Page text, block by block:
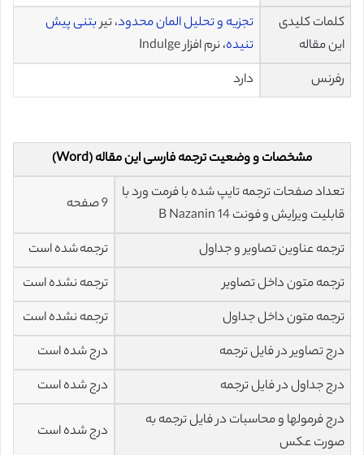
کلمات کلیدی
این مقاله
تجزیه و تحلیل المان محدود، تیربتنی پیش
تنیده، نرم افزار Indulge
رفرنس
دارد
مشخصات و وضعیت ترجمه فارسی این مقاله (Word)
تعداد صفحات ترجمه تایپ شده با فرمت ورد با
قابلیت ویرایش و فونت 14 B Nazanin
9 صفحه
ترجمه عناوین تصاویر و جداول
ترجمه شده است
ترجمه متون داخل تصاویر
ترجمه نشده است
ترجمه متون داخل جداول
ترجمه نشده است
درج تصاویر در فایل ترجمه
درج شده است
درج جداول در فایل ترجمه
درج شده است
درج فرمولها و محاسبات در فایل ترجمه به
صورت عکس
درج شده است